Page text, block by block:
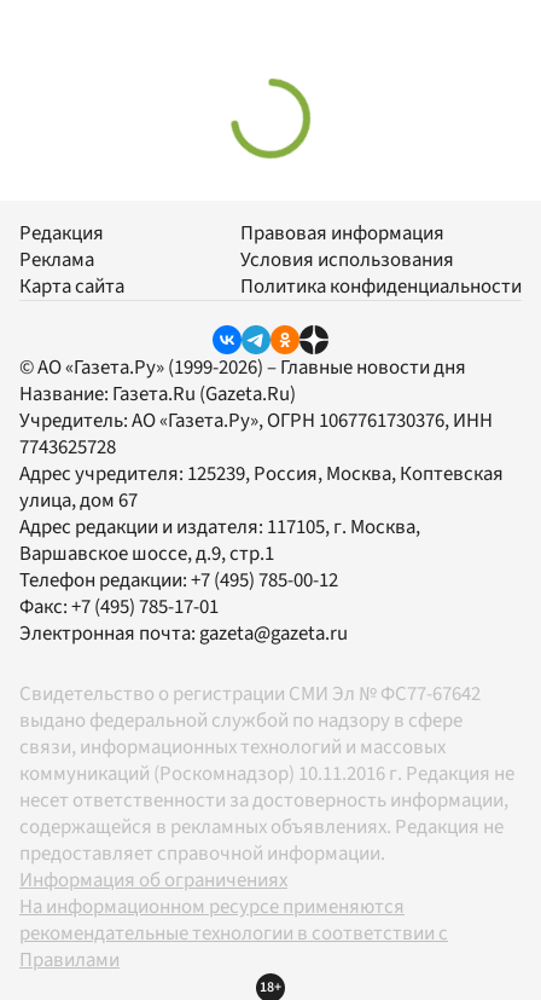
Редакция
Реклама
Карта сайта
Правовая информация
Условия использования
Политика конфиденциальности
© АО «Газета.Ру» (1999-2026) – Главные новости дня
Название: Газета.Ru (Gazeta.Ru)
Учредитель:АО «Газета.Ру», ОГРН 1067761730376, ИНН
7743625728
Адрес учредителя: 125239, Россия, Москва, Коптевская
улица, дом 67
Адрес редакции и издателя: 117105, г. Москва,
Варшавское шоссе, д.9, стр.1
Телефон редакции:+7 (495) 785-00-12
Факс:+7 (495) 785-17-01
Электронная почта: gazeta@gazeta.ru
Свидетельство о регистрации СМИ Эл № ФС77-67642
выдано федеральной службой по надзору в сфере
связи, информационных технологий и массовых
коммуникаций (Роскомнадзор) 10.11.2016 г. Редакция не
несет ответственности за достоверность информации,
содержащейся в рекламных объявлениях. Редакция не
предоставляет справочной информации.
Информация об ограничениях
На информационном ресурсе применяются
рекомендательные технологии в соответствии с
Правилами
18+